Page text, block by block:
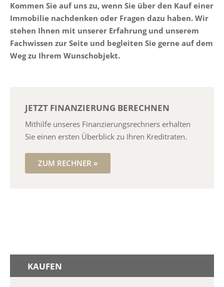
Kommen Sie auf uns zu, wenn Sie über den Kauf einer
Immobilie nachdenken oder Fragen dazu haben. Wir
stehen Ihnen mit unserer Erfahrung und unserem
Fachwissen zur Seite und begleiten Sie gerne auf dem
Weg zu Ihrem Wunschobjekt.
JETZT FINANZIERUNG BERECHNEN
Mithilfe unseres Finanzierungs­rechners erhalten
Sie einen ersten Überblick zu Ihren Kreditraten.
ZUM RECHNER »
KAUFEN